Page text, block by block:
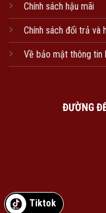
Chính sách hậu mãi
Chính sách đổi trả và
Về bảo mật thông tin
ĐƯỜNG
Tiktok